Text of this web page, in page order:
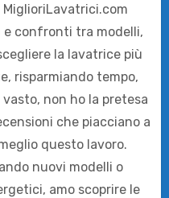
e confronti tra modelli,
la lavatrice più
risparmiando tempo,
non ho la pretesa
che piacciano a
questo lavoro.
nuovi modelli o
amo scoprire le